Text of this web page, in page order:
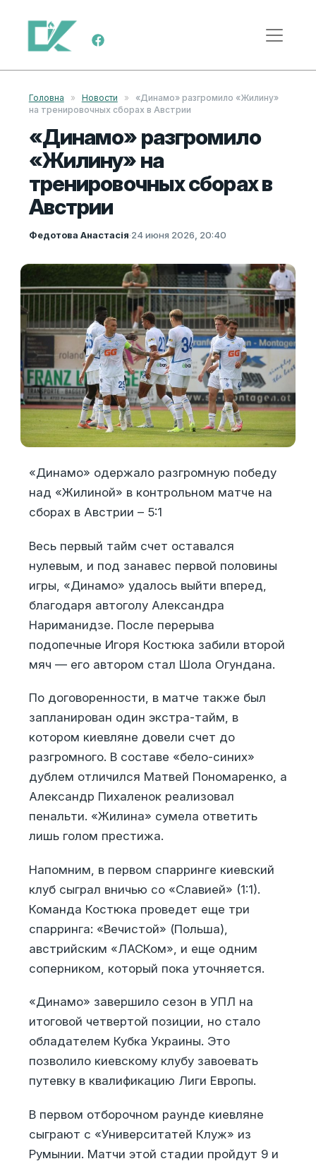
Перейти к содержимому
Меню навигации
Головна » Новости »
«Динамо» разгромило «Жилину»
на тренировочных сборах в Австрии
«Динамо» разгромило
«Жилину» на
тренировочных сборах в
Австрии
Федотова Анастасія·24 июня 2026, 20:40
«Динамо» одержало разгромную победу
над «Жилиной» в контрольном матче на
сборах в Австрии – 5:1
Весь первый тайм счет оставался
нулевым, и под занавес первой половины
игры, «Динамо» удалось выйти вперед,
благодаря автоголу Александра
Нариманидзе. После перерыва
подопечные Игоря Костюка забили второй
мяч — его автором стал Шола Огундана.
По договоренности, в матче также был
запланирован один экстра-тайм, в
котором киевляне довели счет до
разгромного. В составе «бело-синих»
дублем отличился Матвей Пономаренко, а
Александр Пихаленок реализовал
пенальти. «Жилина» сумела ответить
лишь голом престижа.
Напомним, в первом спарринге киевский
клуб сыграл вничью со «Славией» (1:1).
Команда Костюка проведет еще три
спарринга: «Вечистой» (Польша),
австрийским «ЛАСКом», и еще одним
соперником, который пока уточняется.
«Динамо» завершило сезон в УПЛ на
итоговой четвертой позиции, но стало
обладателем Кубка Украины. Это
позволило киевскому клубу завоевать
путевку в квалификацию Лиги Европы.
В первом отборочном раунде киевляне
сыграют с «Университатей Клуж» из
Румынии. Матчи этой стадии пройдут 9 и